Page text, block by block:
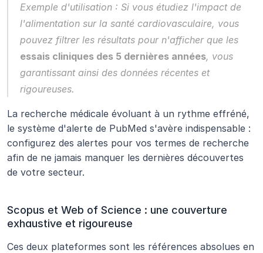
Exemple d'utilisation : Si vous étudiez l'impact de
l'alimentation sur la santé cardiovasculaire, vous
essais cliniques des 5 dernières années, vous
garantissant ainsi des données récentes et
rigoureuses.
La recherche médicale évoluant à un rythme effréné,
le système d'alerte de PubMed s'avère indispensable :
configurez des alertes pour vos termes de recherche
afin de ne jamais manquer les dernières découvertes
de votre secteur.
Scopus et Web of Science : une couverture
exhaustive et rigoureuse
Ces deux plateformes sont les références absolues en